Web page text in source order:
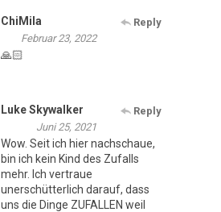
ChiMila
Reply
Februar 23, 2022
🙏🏻
Luke Skywalker
Reply
Juni 25, 2021
Wow. Seit ich hier nachschaue,
bin ich kein Kind des Zufalls
mehr. Ich vertraue
unerschütterlich darauf, dass
uns die Dinge ZUFALLEN weil